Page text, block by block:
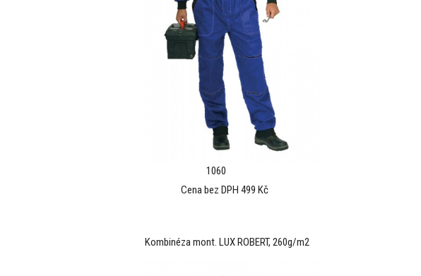
1060
Cena bez DPH 499 Kč
Kombinéza mont. LUX ROBERT, 260g/m2